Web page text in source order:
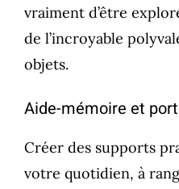
vraiment d’être
de l’incroyable
objets.
Aide-mémoire et
Créer des supports
votre quotidien, à